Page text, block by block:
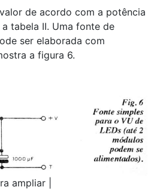
de acordo com a potência
tabela II. Uma fonte de
ser elaborada com
a figura 6.
ampliar |